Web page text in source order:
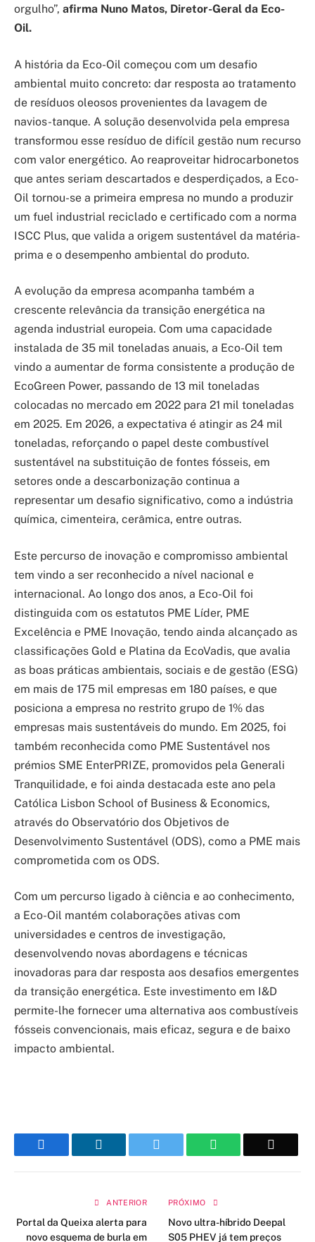
orgulho”, afirma Nuno Matos, Diretor-Geral da Eco-
Oil.
A história da Eco-Oil começou com um desafio
ambiental muito concreto: dar resposta ao tratamento
de resíduos oleosos provenientes da lavagem de
navios-tanque. A solução desenvolvida pela empresa
transformou esse resíduo de difícil gestão num recurso
com valor energético. Ao reaproveitar hidrocarbonetos
que antes seriam descartados e desperdiçados, a Eco-
Oil tornou-se a primeira empresa no mundo a produzir
um fuel industrial reciclado e certificado com a norma
ISCC Plus, que valida a origem sustentável da matéria-
prima e o desempenho ambiental do produto.
A evolução da empresa acompanha também a
crescente relevância da transição energética na
agenda industrial europeia. Com uma capacidade
instalada de 35 mil toneladas anuais, a Eco-Oil tem
vindo a aumentar de forma consistente a produção de
EcoGreen Power, passando de 13 mil toneladas
colocadas no mercado em 2022 para 21 mil toneladas
em 2025. Em 2026, a expectativa é atingir as 24 mil
toneladas, reforçando o papel deste combustível
sustentável na substituição de fontes fósseis, em
setores onde a descarbonização continua a
representar um desafio significativo, como a indústria
química, cimenteira, cerâmica, entre outras.
Este percurso de inovação e compromisso ambiental
tem vindo a ser reconhecido a nível nacional e
internacional. Ao longo dos anos, a Eco-Oil foi
distinguida com os estatutos PME Líder, PME
Excelência e PME Inovação, tendo ainda alcançado as
classificações Gold e Platina da EcoVadis, que avalia
as boas práticas ambientais, sociais e de gestão (ESG)
em mais de 175 mil empresas em 180 países, e que
posiciona a empresa no restrito grupo de 1% das
empresas mais sustentáveis do mundo. Em 2025, foi
também reconhecida como PME Sustentável nos
prémios SME EnterPRIZE, promovidos pela Generali
Tranquilidade, e foi ainda destacada este ano pela
Católica Lisbon School of Business & Economics,
através do Observatório dos Objetivos de
Desenvolvimento Sustentável (ODS), como a PME mais
comprometida com os ODS.
Com um percurso ligado à ciência e ao conhecimento,
a Eco-Oil mantém colaborações ativas com
universidades e centros de investigação,
desenvolvendo novas abordagens e técnicas
inovadoras para dar resposta aos desafios emergentes
da transição energética. Este investimento em I&D
permite-lhe fornecer uma alternativa aos combustíveis
fósseis convencionais, mais eficaz, segura e de baixo
impacto ambiental.
WhatsApp
ANTERIOR
Portal da Queixa alerta para
novo esquema de burla em
PRÓXIMO
Novo ultra-híbrido Deepal
S05 PHEV já tem preços